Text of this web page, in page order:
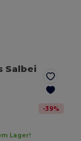
Salbei
-39%
Lager!